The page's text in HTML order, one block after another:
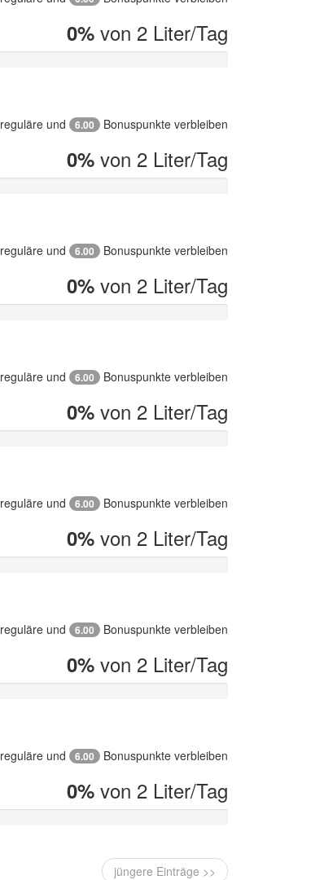
0% von 2 Liter/Tag
reguläre und 6.00 Bonuspunkte verbleiben
0% von 2 Liter/Tag
reguläre und 6.00 Bonuspunkte verbleiben
0% von 2 Liter/Tag
reguläre und 6.00 Bonuspunkte verbleiben
0% von 2 Liter/Tag
reguläre und 6.00 Bonuspunkte verbleiben
0% von 2 Liter/Tag
reguläre und 6.00 Bonuspunkte verbleiben
0% von 2 Liter/Tag
reguläre und 6.00 Bonuspunkte verbleiben
0% von 2 Liter/Tag
jüngere Einträge >>